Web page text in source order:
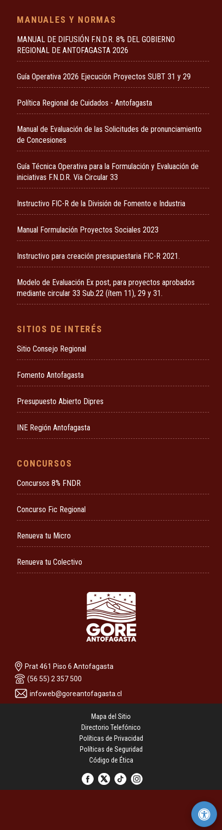
MANUALES Y NORMAS
MANUAL DE DIFUSIÓN F.N.D.R. 8% DEL GOBIERNO
REGIONAL DE ANTOFAGASTA 2026
Guía Operativa 2026 Ejecución Proyectos SUBT 31 y 29
Política Regional de Cuidados - Antofagasta
Manual de Evaluación de las Solicitudes de pronunciamiento
de Concesiones
Guía Técnica Operativa para la Formulación y Evaluación de
iniciativas F.N.D.R. Vía Circular 33
Instructivo FIC-R de la División de Fomento e Industria
Manual Formulación Proyectos Sociales 2023
Instructivo para creación presupuestaria FIC-R 2021.
Modelo de Evaluación Ex post, para proyectos aprobados
mediante circular 33 Sub.22 (ítem 11), 29 y 31.
SITIOS DE INTERÉS
Sitio Consejo Regional
Fomento Antofagasta
Presupuesto Abierto Dipres
INE Región Antofagasta
CONCURSOS
Concursos 8% FNDR
Concurso Fic Regional
Renueva tu Micro
Renueva tu Colectivo
Prat 461 Piso 6 Antofagasta
(56 55) 2 357 500
infoweb@goreantofagasta.cl
Mapa del Sitio
Directorio Telefónico
Políticas de Privacidad
Políticas de Seguridad
Código de Ética